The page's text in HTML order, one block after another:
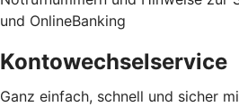
und OnlineBanking
Kontowechselservice
Ganz einfach, schnell und sicher